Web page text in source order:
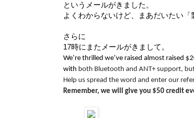
というメールがきました。
よくわからないけど、まあだいたい「
さらに
17時にまたメールがきまして。
We’re thrilled we’ve raised almost raised
with both Bluetooth and ANT+ support,
Help us spread the word and enter our
Remember, we will give you $50 credit